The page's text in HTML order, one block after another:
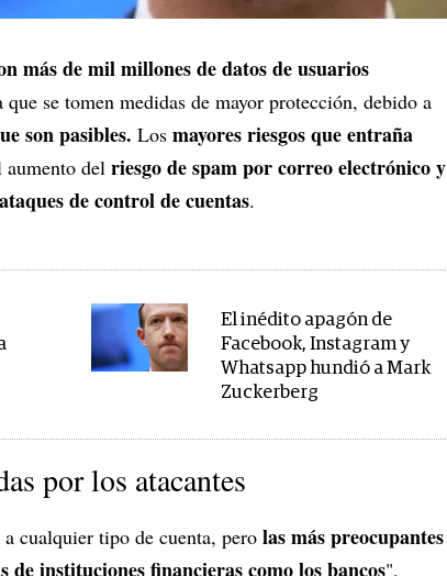
más de mil millones de datos de usuarios
se tomen medidas de mayor protección, debido a
son pasibles. Los mayores riesgos que entraña
aumento del riesgo de spam por correo electrónico y
de control de cuentas.
El inédito apagón de
Facebook, Instagram y
Whatsapp hundió a Mark
Zuckerberg
por los atacantes
cualquier tipo de cuenta, pero las más preocupantes
de instituciones financieras como los bancos",